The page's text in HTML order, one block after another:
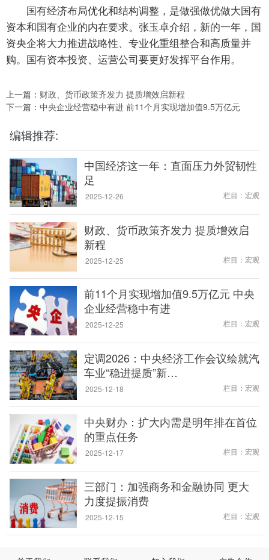
国有经济布局优化和结构调整，是做强做优做大国有
资本和国有企业的内在要求。张玉卓介绍，新的一年，国
资央企将大力推进战略性、专业化重组整合和高质量并
购。国有资本投资、运营公司要更好发挥平台作用。
上一篇： 财政、货币政策齐发力 提质增效启新程
下一篇： 中央企业经营稳中有进 前11个月实现增加值9.5万亿元
编辑推荐:
中国经济这一年：直面压力外贸韧性
足
2025-12-26 栏目：宏观
财政、货币政策齐发力 提质增效启
新程
2025-12-25 栏目：宏观
前11个月实现增加值9.5万亿元 中央
企业经营稳中有进
2025-12-25 栏目：宏观
定调2026：中央经济工作会议绘就汽
车业“稳进提质”新…
2025-12-18 栏目：宏观
中央财办：扩大内需是明年排在首位
的重点任务
2025-12-17 栏目：宏观
三部门：加强商务和金融协同 更大
力度提振消费
2025-12-15 栏目：宏观